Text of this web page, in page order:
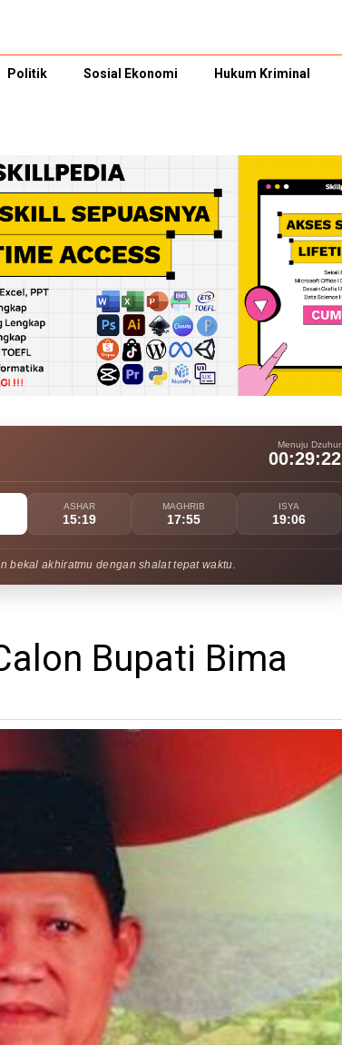
Politik Sosial Ekonomi Hukum Kriminal
Menuju Dzuhur
00:29:21
ASHAR
15:19
MAGHRIB
17:55
ISYA
19:06
bekal akhiratmu dengan shalat tepat waktu.
Bupati Bima